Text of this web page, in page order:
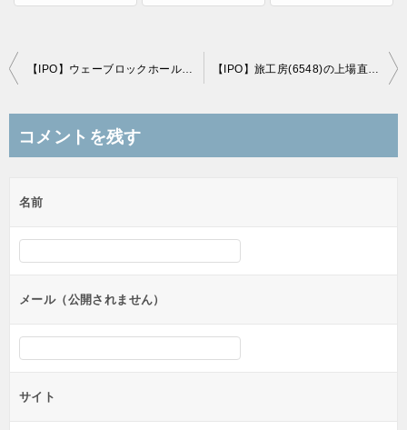
投
ビ
ー
シ
ン
【IPO】ウェーブロックホールディングス(7940)の上場直前初値予想(4/10上場) 【IPO】旅工房(6548)の上場直前初値予想(4/18上場)
コメントを残す
名前
メール（公開されません）
サイト